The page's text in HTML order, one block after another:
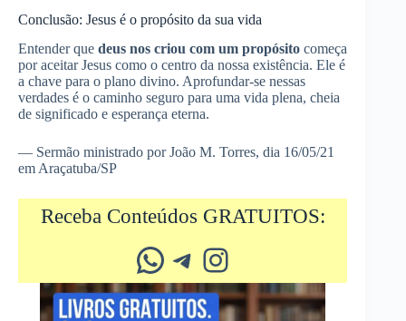
Conclusão: Jesus é o propósito da sua vida
Entender que deus nos criou com um propósito começa
por aceitar Jesus como o centro da nossa existência. Ele é
a chave para o plano divino. Aprofundar-se nessas
verdades é o caminho seguro para uma vida plena, cheia
de significado e esperança eterna.
— Sermão ministrado por João M. Torres, dia 16/05/21
em Araçatuba/SP
Receba Conteúdos GRATUITOS:
Whatsapp Telegram Instagram